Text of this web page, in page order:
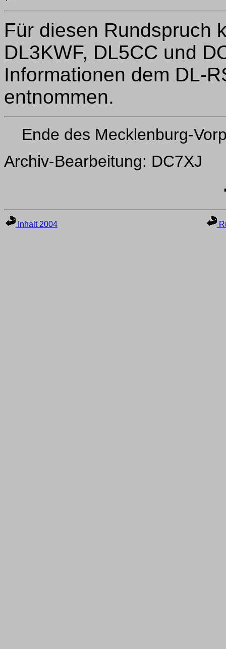
Für diesen Rundspruch
DL3KWF, DL5CC und
Informationen dem DL-
entnommen.
Ende des Mecklenburg-
Archiv-Bearbeitung: DC7XJ
Inhalt 2004